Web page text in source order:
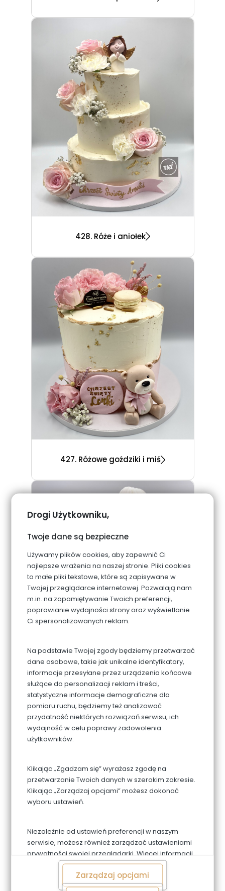
Drogi Użytkowniku,
Twoje dane są bezpieczne
Używamy plików cookies, aby zapewnić Ci
najlepsze wrażenia na naszej stronie. Pliki cookies
to małe pliki tekstowe, które są zapisywane w
Twojej przeglądarce internetowej. Pozwalają nam
m.in. na zapamiętywanie Twoich preferencji,
poprawianie wydajności strony oraz wyświetlanie
Ci spersonalizowanych reklam.
Na podstawie Twojej zgody będziemy przetwarzać
dane osobowe, takie jak unikalne identyfikatory,
informacje przesyłane przez urządzenia końcowe
służące do personalizacji reklam i treści,
statystyczne informacje demograficzne dla
pomiaru ruchu, będziemy też analizować
przydatność niektórych rozwiązań serwisu, ich
wydajność w celu poprawy zadowolenia
użytkowników.
Klikając „Zgadzam się” wyrażasz zgodę na
przetwarzanie Twoich danych w szerokim zakresie.
Klikając „Zarządzaj opcjami” możesz dokonać
wyboru ustawień.
Niezależnie od ustawień preferencji w naszym
serwisie, możesz również zarządzać ustawieniami
prywatności swojej przeglądarki. Więcej informacji
o przetwarzaniu danych znajdziesz wPolityce
Zarządzaj opcjami
428. Róże i aniołek
427. Różowe goździki i miś
426. Miś i balony